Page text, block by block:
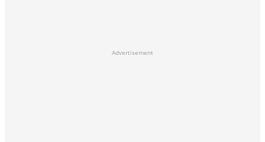
Advertisement